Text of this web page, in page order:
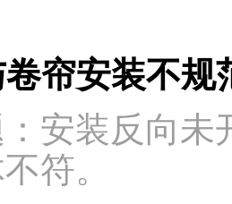
帘安装不规
安装反向
符。